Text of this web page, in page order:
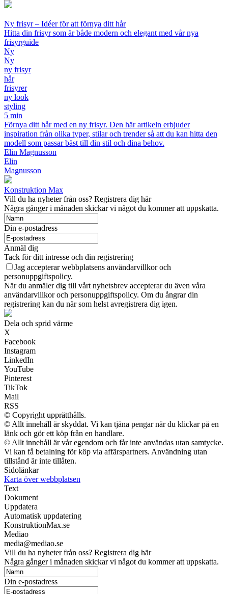
Ny frisyr – Idéer för att förnya ditt hår
Hitta din frisyr som är både modern och elegant med vår nya
frisyrguide
Ny
Ny
ny frisyr
hår
frisyrer
ny look
styling
5 min
Förnya ditt hår med en ny frisyr. Den här artikeln erbjuder
inspiration från olika typer, stilar och trender så att du kan hitta den
modell som passar bäst till din stil och dina behov.
Elin Magnusson
Elin
Magnusson
Konstruktion Max
Vill du ha nyheter från oss? Registrera dig här
Några gånger i månaden skickar vi något du kommer att uppskatta.
Din e-postadress
Anmäl dig
Tack för ditt intresse och din registrering
Jag accepterar webbplatsens användarvillkor och
personuppgiftspolicy.
När du anmäler dig till vårt nyhetsbrev accepterar du även våra
användarvillkor och personuppgiftspolicy. Om du ångrar din
registrering kan du när som helst avregistrera dig igen.
Dela och sprid värme
X
Facebook
Instagram
LinkedIn
YouTube
Pinterest
TikTok
Mail
RSS
© Copyright upprätthålls.
© Allt innehåll är skyddat. Vi kan tjäna pengar när du klickar på en
länk och gör ett köp från en handlare.
© Allt innehåll är vår egendom och får inte användas utan samtycke.
Vi kan få betalning för köp via affärspartners. Användning utan
tillstånd är inte tillåten.
Sidolänkar
Karta över webbplatsen
Text
Dokument
Uppdatera
Automatisk uppdatering
KonstruktionMax.se
Mediao
media@mediao.se
Vill du ha nyheter från oss? Registrera dig här
Några gånger i månaden skickar vi något du kommer att uppskatta.
Din e-postadress